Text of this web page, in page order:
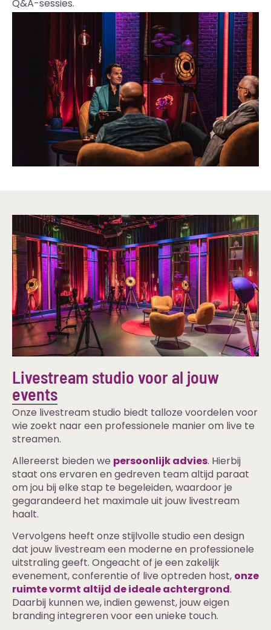
Q&A-sessies.
Livestream studio voor al jouw
events
Onze livestream studio biedt talloze voordelen voor
wie zoekt naar een professionele manier om live te
streamen.
Allereerst bieden we persoonlijk advies. Hierbij
staat ons ervaren en gedreven team altijd paraat
om jou bij elke stap te begeleiden, waardoor je
gegarandeerd het maximale uit jouw livestream
haalt.
Vervolgens heeft onze stijlvolle studio een design
dat jouw livestream een moderne en professionele
uitstraling geeft. Ongeacht of je een zakelijk
evenement, conferentie of live optreden host, onze
ruimte vormt altijd de ideale achtergrond.
Daarbij kunnen we, indien gewenst, jouw eigen
branding integreren voor een unieke touch.